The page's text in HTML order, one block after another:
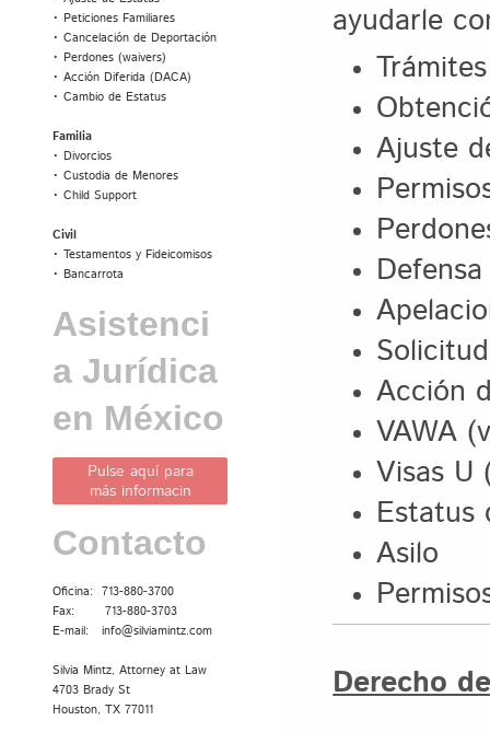
ayudarle
Ajuste
Acción
VAWA
Visas U
Estatus
Asilo
Derecho
• Peticiones Familiares
• Cancelación de Deportación
• Perdones (waivers)
• Acción Diferida (DACA)
• Cambio de Estatus
Familia
• Divorcios
• Custodia de Menores
• Child Support
Civil
• Testamentos y Fideicomisos
• Bancarrota
Asistenci
a Jurídica
en México
Pulse aquí para
más informacin
Contacto
Oficina: 713-880-3700
Fax: 713-880-3703
E-mail: info@silviamintz.com
Silvia Mintz, Attorney at Law
4703 Brady St
Houston, TX 77011